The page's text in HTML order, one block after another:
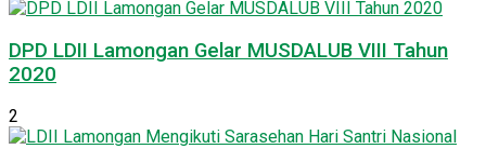
DPD LDII Lamongan Gelar MUSDALUB VIII Tahun
2020
2